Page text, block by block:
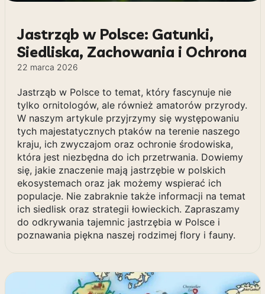
Jastrząb w Polsce: Gatunki,
Siedliska, Zachowania i Ochrona
22 marca 2026
Jastrząb w Polsce to temat, który fascynuje nie
tylko ornitologów, ale również amatorów przyrody.
W naszym artykule przyjrzymy się występowaniu
tych majestatycznych ptaków na terenie naszego
kraju, ich zwyczajom oraz ochronie środowiska,
która jest niezbędna do ich przetrwania. Dowiemy
się, jakie znaczenie mają jastrzębie w polskich
ekosystemach oraz jak możemy wspierać ich
populacje. Nie zabraknie także informacji na temat
ich siedlisk oraz strategii łowieckich. Zapraszamy
do odkrywania tajemnic jastrzębia w Polsce i
poznawania piękna naszej rodzimej flory i fauny.